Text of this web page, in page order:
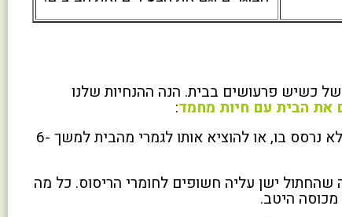
כשיש פרעושים בבית. הנה ההנחיות שלנו
את הבית עם חיות מחמד:
תוכלו לסגור אותו בחדר שלא נרסס בו, או להוציא אותו לגמרי מהבית למשך 6-
שהחתול ישן עליה חשופים לחומרי הריסוס. כל מה
מכוסה היטב.